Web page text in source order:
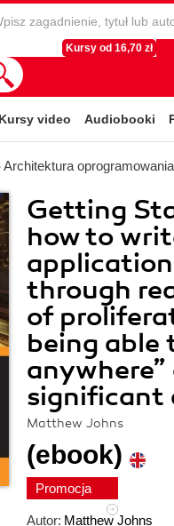
Kursy od 16,70 zł
Kursy video Audiobooki
Architektura oprogramowania
Getting
how to
through
of
being able
significant
Matthew Johns
(ebook)
Promocja
Autor: Matthew Johns